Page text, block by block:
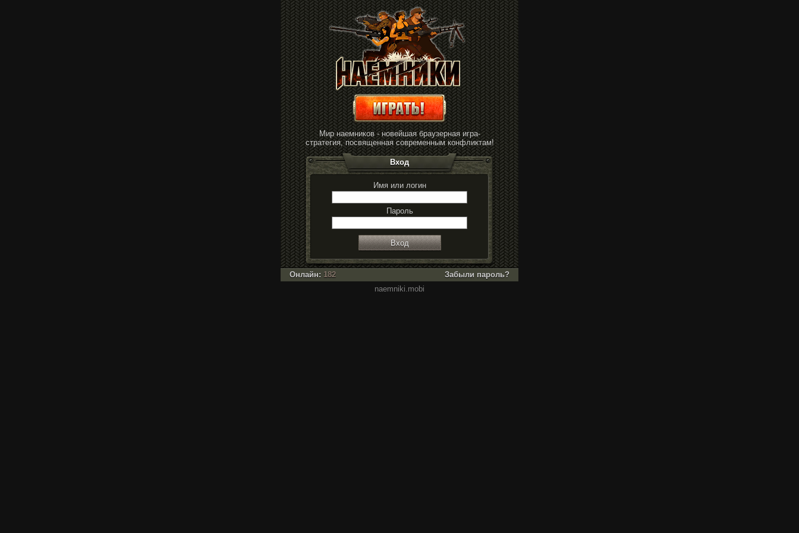
Мир наемников - новейшая браузерная игра-
стратегия, посвященная современным конфликтам!
Вход
Имя или логин
Пароль
Онлайн: 182
Забыли пароль?
naemniki.mobi